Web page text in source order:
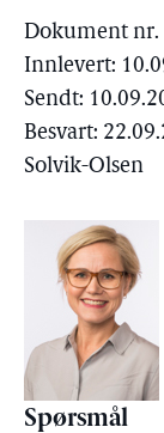
Dokument nr.
Innlevert:
Sendt:
Besvart:
Solvik-Olsen
Spørsmål